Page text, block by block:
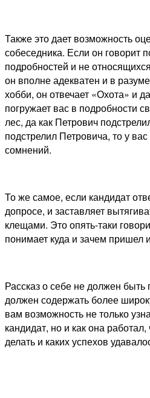
Также это дает возможность
собеседника. Если он говорит
подробностей и не
он вполне адекватен и в
хобби, он отвечает «Охота» и
погружает вас в подробности
лес, да как Петрович
подстрелил Петровича, то у
сомнений.
То же самое, если кандидат
допросе, и заставляет
клещами. Это опять-таки
понимает куда и зачем пришел
Рассказ о себе не должен
должен содержать более
вам возможность не только
кандидат, но и как она
делать и каких успехов